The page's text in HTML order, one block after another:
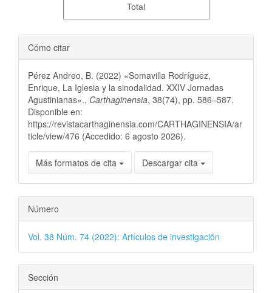
Total
Cómo citar
Pérez Andreo, B. (2022) «Somavilla Rodríguez,
Enrique, La Iglesia y la sinodalidad. XXIV Jornadas
Agustinianas»., Carthaginensia, 38(74), pp. 586–587.
Disponible en:
https://revistacarthaginensia.com/CARTHAGINENSIA/ar
ticle/view/476 (Accedido: 6 agosto 2026).
Más formatos de cita Descargar cita
Número
Vol. 38 Núm. 74 (2022): Artículos de investigación
Sección